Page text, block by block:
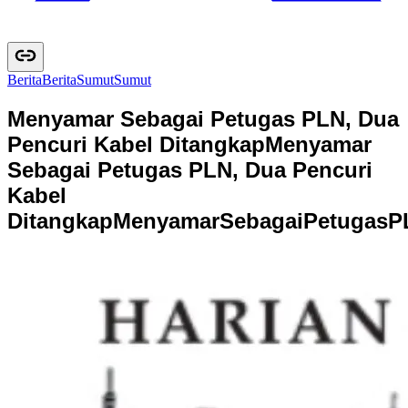
BeritaBeritaSumutSumut
Menyamar Sebagai Petugas PLN, Dua
Pencuri Kabel DitangkapMenyamar
Sebagai Petugas PLN, Dua Pencuri
Kabel
DitangkapMenyamarSebagaiPetugasP